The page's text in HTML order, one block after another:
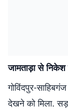
जामताड़ा से निकेश
गोविंदपुर-
देखने को मिला.